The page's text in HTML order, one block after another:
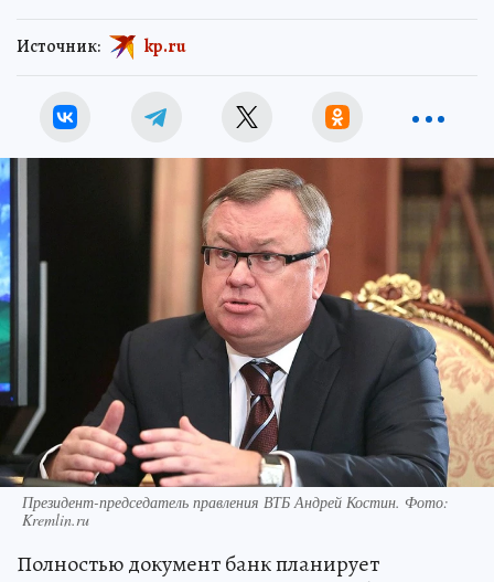
Источник: kp.ru
Президент-председатель правления ВТБ Андрей Костин. Фото:
Kremlin.ru
Полностью документ банк планирует